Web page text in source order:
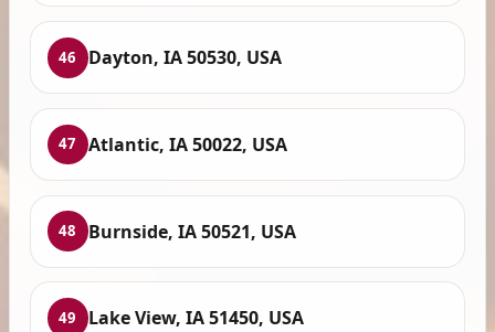
46 Dayton, IA 50530, USA
47 Atlantic, IA 50022, USA
48 Burnside, IA 50521, USA
49 Lake View, IA 51450, USA